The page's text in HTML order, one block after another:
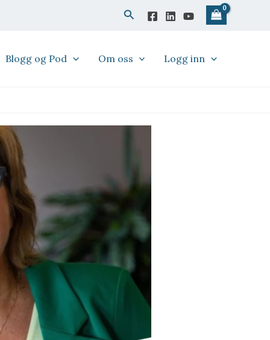
Søk
Blogg og Pod Om oss Logg inn